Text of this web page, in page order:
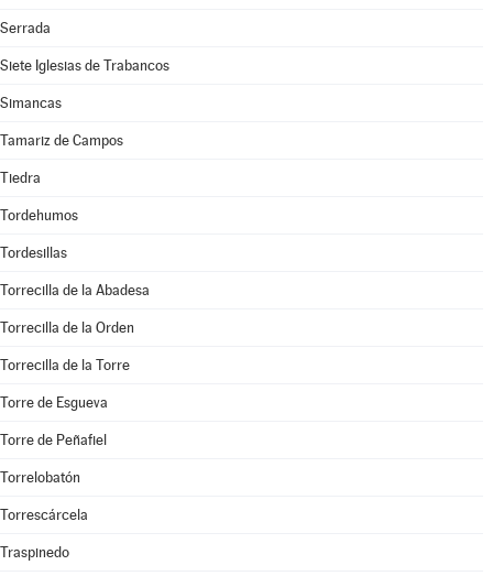
Serrada
Siete Iglesias de Trabancos
Simancas
Tamariz de Campos
Tiedra
Tordehumos
Tordesillas
Torrecilla de la Abadesa
Torrecilla de la Orden
Torrecilla de la Torre
Torre de Esgueva
Torre de Peñafiel
Torrelobatón
Torrescárcela
Traspinedo